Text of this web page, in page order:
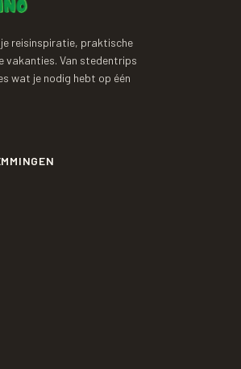
reisinspiratie, praktische
vakanties. Van stedentrips
wat je nodig hebt op één